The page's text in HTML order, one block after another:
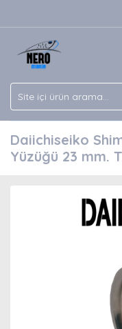
Daiichiseiko
Yüzüğü 23 mm.